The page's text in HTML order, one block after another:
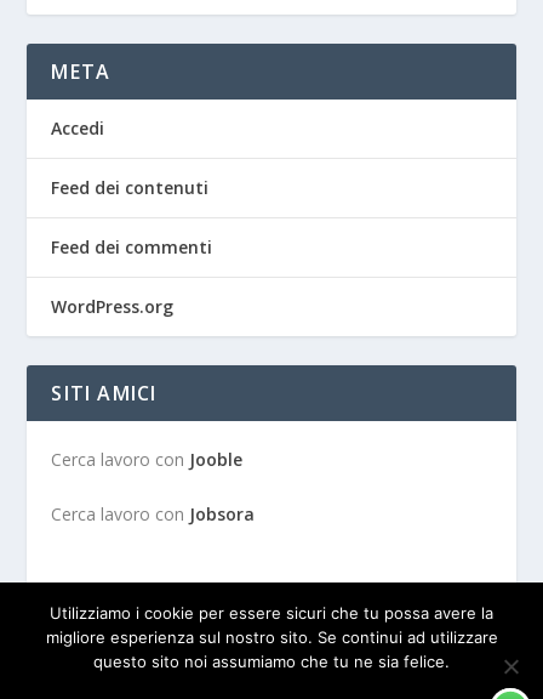
META
Accedi
Feed dei contenuti
Feed dei commenti
WordPress.org
SITI AMICI
Cerca lavoro con Jooble
Cerca lavoro con Jobsora
WordPress
Utilizziamo i cookie per essere sicuri che tu possa avere la
migliore esperienza sul nostro sito. Se continui ad utilizzare
questo sito noi assumiamo che tu ne sia felice.